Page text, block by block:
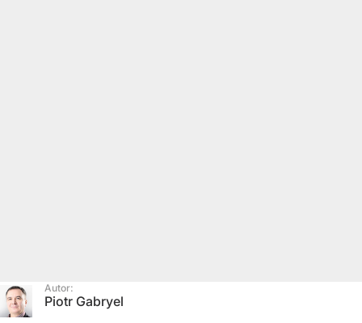
Autor:
Piotr Gabryel